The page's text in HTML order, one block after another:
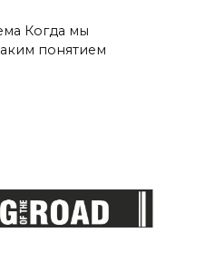
Когда мы
понятием